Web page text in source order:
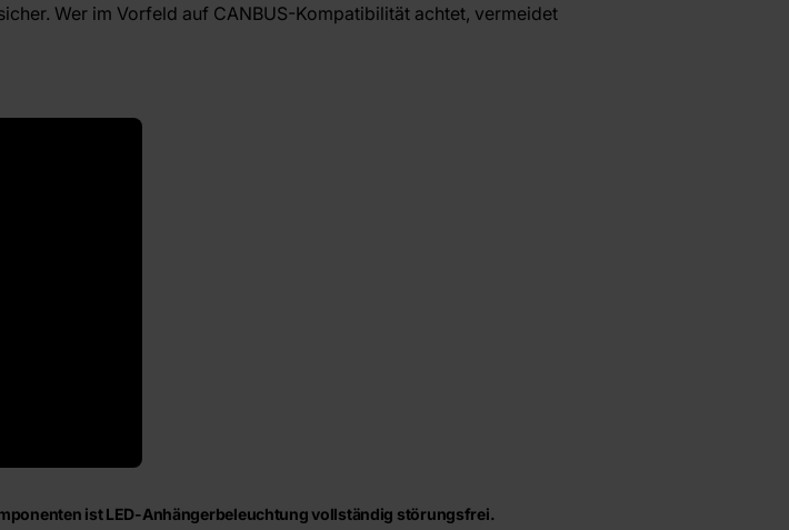
Wer im Vorfeld auf CANBUS-Kompatibilität achtet, vermeidet
ist LED-Anhängerbeleuchtung vollständig störungsfrei.